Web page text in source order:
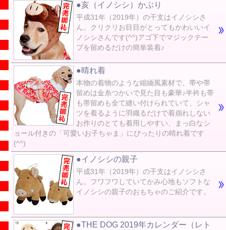
●亥（イノシシ）かぶり
平成31年（2019年）の干支はイノシシさ
ん。クリクリお目目がとってもかわいいイ
ノシシさんです(^^)アゴ下でマジックテー
プを留めるだけの簡単装着♪
●晴れ着
本物の着物のような縮緬風素材で、帯や帯
留めは金糸つかいで見た目も豪華♪半衿も帯
も帯留めも全て縫い付けられていて、シャ
ツを着るように羽織るだけで着崩れしない
お作りのとても着用しやすい、まっ白なシ
ョール付きの「可愛いお子ちゃま」にぴったりの晴れ着です
(^^)
●イノシシの親子
平成31年（2019年）の干支はイノシシさ
ん。フワフワしていてかみ心地もソフトな
イノシシの親子のおもちゃのご紹介です。
●THE DOG 2019年カレンダー（レト